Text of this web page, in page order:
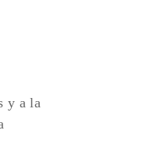
y a la